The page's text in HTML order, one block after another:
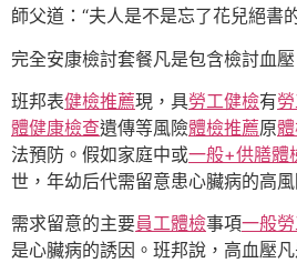
師父道：“夫人是不是忘了花兒絕書
完全安康檢討套餐凡是包含檢討血
班邦表健檢推薦現，具勞工健檢有
體健康檢查遺傳等風險體檢推薦原
法預防。假如家庭中或一般+供膳體
世，年幼后代需留意患心臟病的高風
需求留意的主要員工體檢事項一般
是心臟病的誘因。班邦說，高血壓